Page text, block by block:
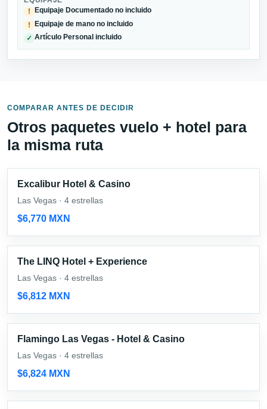
!
Equipaje Documentado no incluido
! Equipaje de mano no incluido
✓ Artículo Personal incluido
COMPARAR ANTES DE DECIDIR
Otros paquetes vuelo + hotel para
la misma ruta
Excalibur Hotel & Casino
Las Vegas · 4 estrellas
$6,770 MXN
The LINQ Hotel + Experience
Las Vegas · 4 estrellas
$6,812 MXN
Flamingo Las Vegas - Hotel & Casino
Las Vegas · 4 estrellas
$6,824 MXN